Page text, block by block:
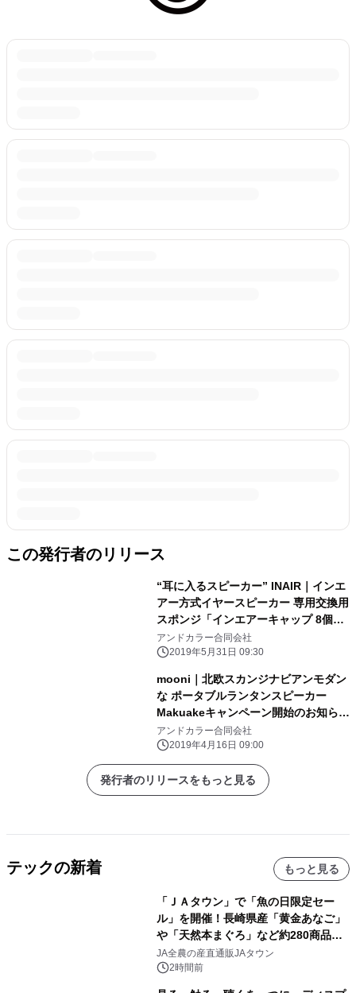
この発行者のリリース
“耳に入るスピーカー” INAIR｜インエ
アー方式イヤースピーカー 専用交換用
スポンジ「インエアーキャップ 8個
入」5/31(金)発売 厚みのあるふわふ
わスポンジがどんな耳の形状にもフィ
アンドカラー合同会社
2019年5月31日 09:30
mooni｜北欧スカンジナビアンモダン
な ポータブルランタンスピーカー
Makuakeキャンペーン開始のお知らせ
【4/16(火) 14:00開始】
アンドカラー合同会社
2019年4月16日 09:00
発行者のリリースをもっと見る
テックの新着 もっと見る
「ＪＡタウン」で「魚の日限定セー
ル」を開催！長崎県産「黄金あなご」
や「天然本まぐろ」など約280商品を
販売！～毎月１０日の定例企画～
JA全農の産直通販JAタウン
2時間前